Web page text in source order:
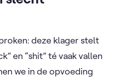
deze klager stelt
en “shit” té vaak vallen
we in de opvoeding